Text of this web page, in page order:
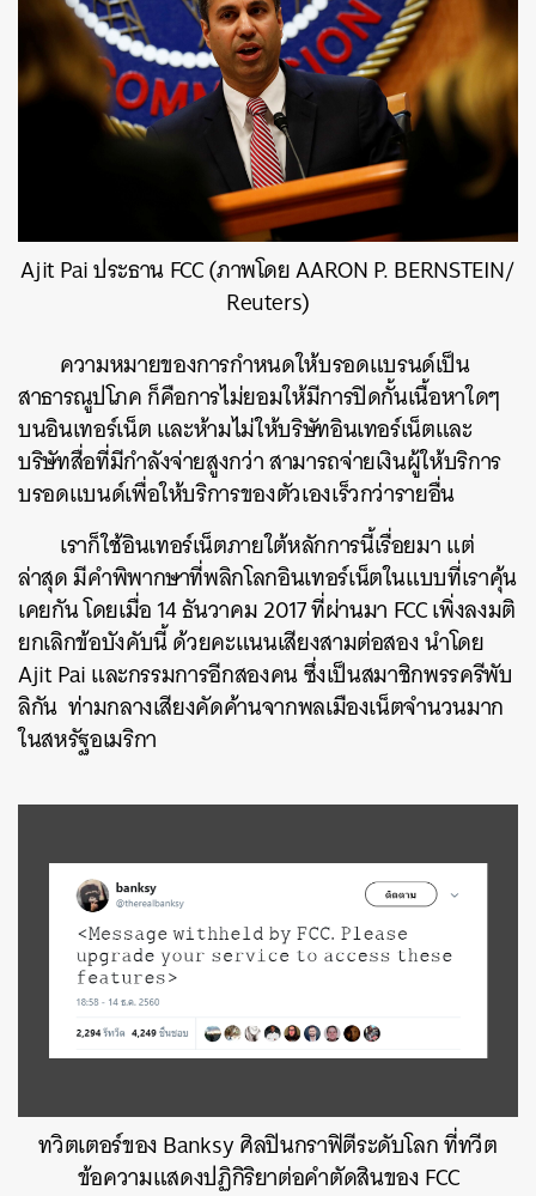
Ajit Pai ประธาน FCC (ภาพโดย AARON P. BERNSTEIN/
Reuters)
ความหมายของการกำหนดให้บรอดแบรนด์เป็น
สาธารณูปโภค ก็คือการไม่ยอมให้มีการปิดกั้นเนื้อหาใดๆ
บนอินเทอร์เน็ต และห้ามไม่ให้บริษัทอินเทอร์เน็ตและ
บริษัทสื่อที่มีกำลังจ่ายสูงกว่า สามารถจ่ายเงินผู้ให้บริการ
บรอดแบนด์เพื่อให้บริการของตัวเองเร็วกว่ารายอื่น
เราก็ใช้อินเทอร์เน็ตภายใต้หลักการนี้เรื่อยมา แต่
ล่าสุด มีคำพิพากษาที่พลิกโลกอินเทอร์เน็ตในแบบที่เราคุ้น
เคยกัน โดยเมื่อ 14 ธันวาคม 2017 ที่ผ่านมา FCC เพิ่งลงมติ
ยกเลิกข้อบังคับนี้ ด้วยคะแนนเสียงสามต่อสอง นำโดย
Ajit Pai และกรรมการอีกสองคน ซึ่งเป็นสมาชิกพรรครีพับ
ลิกัน ท่ามกลางเสียงคัดค้านจากพลเมืองเน็ตจำนวนมาก
ในสหรัฐอเมริกา
ทวิตเตอร์ของ Banksy ศิลปินกราฟิตีระดับโลก ที่ทวีต
ข้อความแสดงปฏิกิริยาต่อคำตัดสินของ FCC